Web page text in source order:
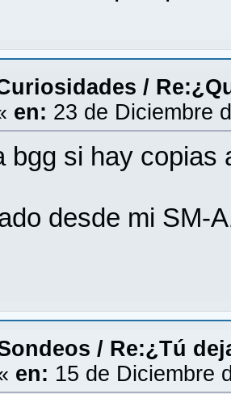
/
en: 23 de Diciembre
bgg si hay copias
desde mi SM-
/ Re:¿Tú
en: 15 de Diciembre